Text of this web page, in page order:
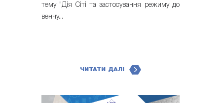
тему "Дія Сіті та застосування режиму до
венчу...
ЧИТАТИ ДАЛІ